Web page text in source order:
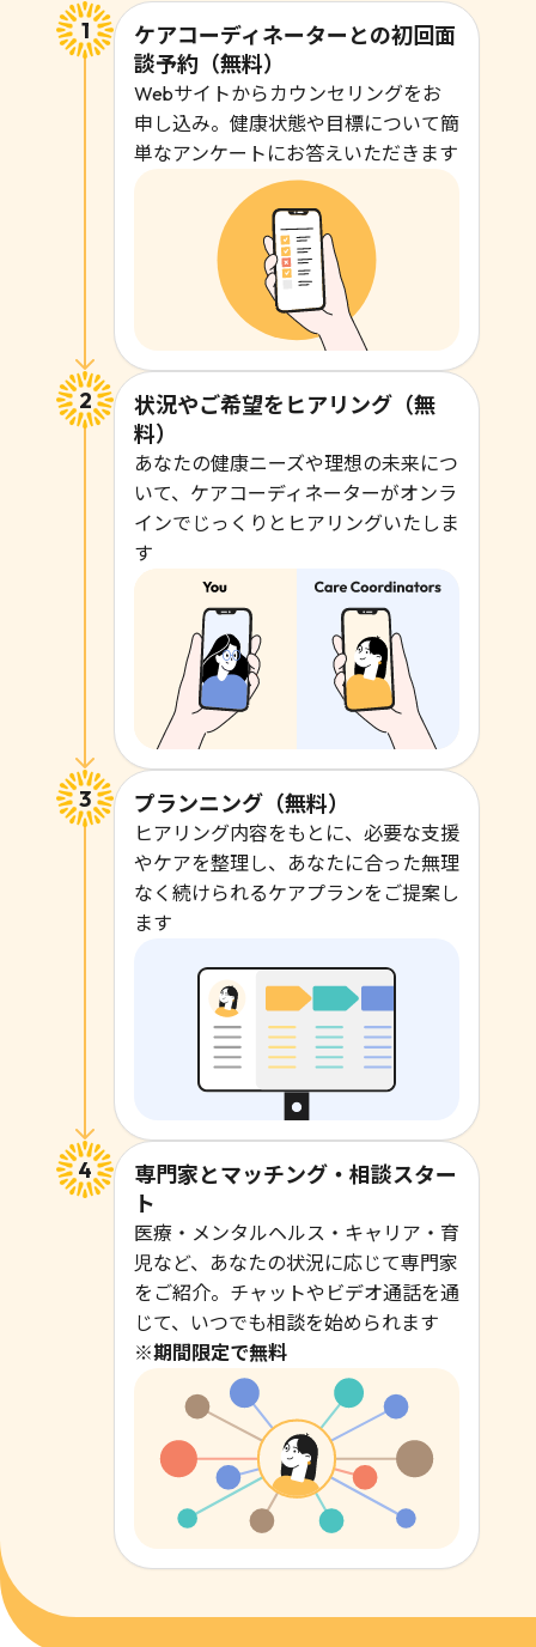
ケアコーディネーターとの初回面
談予約（無料）
Webサイトからカウンセリングをお
申し込み。健康状態や目標について簡
単なアンケートにお答えいただきます
状況やご希望をヒアリング（無
料）
あなたの健康ニーズや理想の未来につ
いて、ケアコーディネーターがオンラ
インでじっくりとヒアリングいたしま
す
プランニング（無料）
ヒアリング内容をもとに、必要な支援
やケアを整理し、あなたに合った無理
なく続けられるケアプランをご提案し
ます
専門家とマッチング・相談スター
ト
医療・メンタルヘルス・キャリア・育
児など、あなたの状況に応じて専門家
をご紹介。チャットやビデオ通話を通
じて、いつでも相談を始められます
※期間限定で無料